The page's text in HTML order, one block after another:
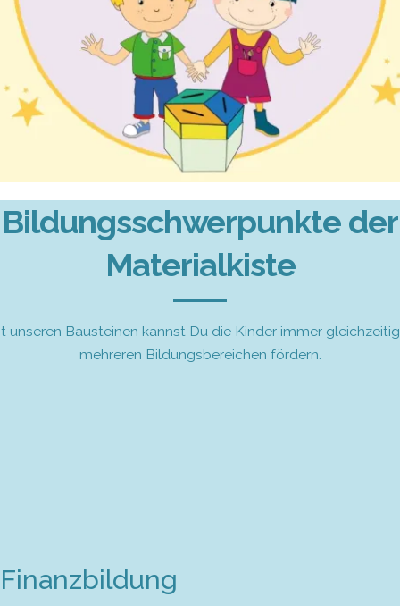
Bildungsschwerpunkte der
Materialkiste
unseren Bausteinen kannst Du die Kinder immer
mehreren Bildungsbereichen fördern.
Finanzbildung